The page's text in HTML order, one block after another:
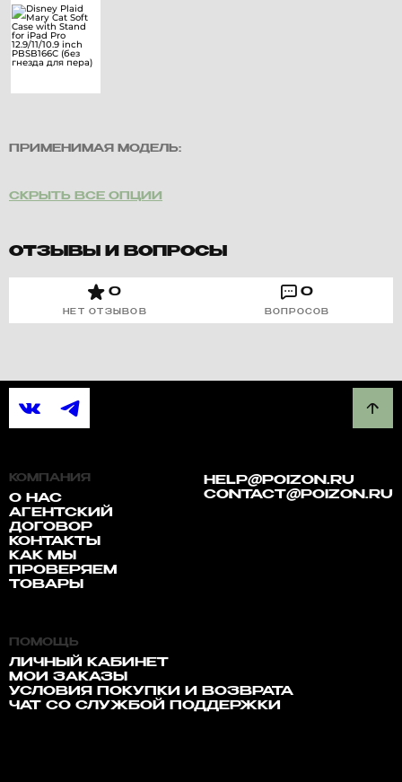
ПРИМЕНИМАЯ МОДЕЛЬ:
СКРЫТЬ ВСЕ ОПЦИИ
ОТЗЫВЫ И ВОПРОСЫ
0
НЕТ ОТЗЫВОВ
0
ВОПРОСОВ
КОМПАНИЯ
О НАС
АГЕНТСКИЙ
ДОГОВОР
КОНТАКТЫ
КАК МЫ
ПРОВЕРЯЕМ
ТОВАРЫ
HELP@POIZON.RU
CONTACT@POIZON.RU
ПОМОЩЬ
ЛИЧНЫЙ КАБИНЕТ
МОИ ЗАКАЗЫ
УСЛОВИЯ ПОКУПКИ И ВОЗВРАТА
ЧАТ СО СЛУЖБОЙ ПОДДЕРЖКИ